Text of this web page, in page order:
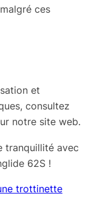
ces
et
consultez
notre site web.
tranquillité avec
62S !
trottinette